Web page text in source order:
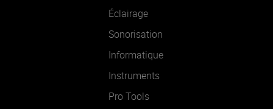
Éclairage
Sonorisation
Informatique
Instruments
Pro Tools